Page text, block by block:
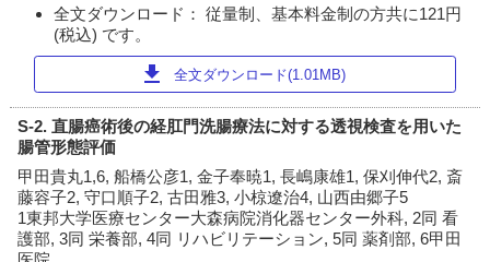
全文ダウンロード： 従量制、基本料金制の方共に121円
(税込) です。
download 全文ダウンロード(1.01MB)
S-2. 直腸癌術後の経肛門洗腸療法に対する透視検査を用いた
腸管形態評価
甲田貴丸1,6, 船橋公彦1, 金子奉暁1, 長嶋康雄1, 保刈伸代2, 斎
藤容子2, 守口順子2, 古田雅3, 小椋遼治4, 山西由郷子5
1東邦大学医療センター大森病院消化器センター外科, 2同 看
護部, 3同 栄養部, 4同 リハビリテーション, 5同 薬剤部, 6甲田